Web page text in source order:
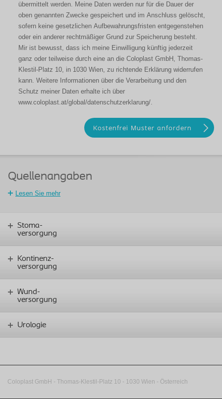
übermittelt werden. Meine Daten werden nur für die Dauer der
oben genannten Zwecke gespeichert und im Anschluss gelöscht,
sofern keine gesetzlichen Aufbewahrungsfristen entgegenstehen
oder ein anderer rechtmäßiger Grund zur Speicherung besteht.
Mir ist bewusst, dass ich meine Einwilligung künftig jederzeit
ganz oder teilweise durch eine an die Coloplast GmbH, Thomas-
Klestil-Platz 10, in 1030 Wien, zu richtende Erklärung widerrufen
kann. Weitere Informationen über die Verarbeitung und den
Schutz meiner Daten erhalte ich über
www.coloplast.at/global/datenschutzerklarung/.
Quellenangaben
Lesen Sie mehr
Stoma-
versorgung
Kontinenz-
versorgung
Wund-
versorgung
Urologie
Coloplast GmbH - Thomas-Klestil-Platz 10 - 1030 Wien - Österreich